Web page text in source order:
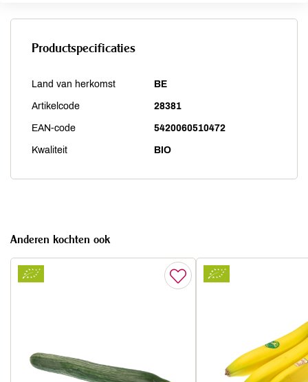
Productspecificaties
Land van herkomst BE
Artikelcode 28381
EAN-code 5420060510472
Kwaliteit BIO
Anderen kochten ook